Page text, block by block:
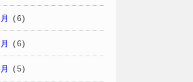
(6)
(6)
(5)